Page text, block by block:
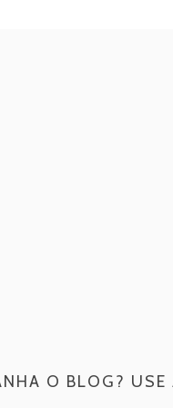
O BLOG?